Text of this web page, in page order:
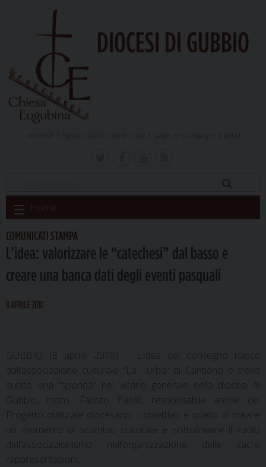
DIOCESI DI GUBBIO
Skip
to
content
Home
COMUNICATI STAMPA
L’idea: valorizzare le “catechesi” dal basso e
creare una banca dati degli eventi pasquali
8 APRILE 2010
GUBBIO (8 aprile 2010) – L’idea del convegno nasce
dall’associazione culturale “La Turba” di Cantiano e trova
subito una “sponda” nel vicario generale della diocesi di
Gubbio, mons. Fausto Panfili, responsabile anche del
Progetto culturale diocesano. L’obiettivo è quello di creare
un momento di scambio culturale e sottolineare il ruolo
dell’associazionismo nell’organizzazione delle sacre
rappresentazioni.